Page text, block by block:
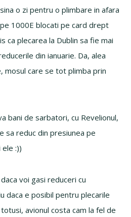
o zi pentru o plimbare in afara
1000E blocati pe card drept
ca plecarea la Dublin sa fie mai
din ianuarie. Da, alea
mosul care se tot plimba prin
bani de sarbatori, cu Revelionul,
sa reduc din presiunea pe
:))
voi gasi reduceri cu
daca e posibil pentru plecarile
avionul costa cam la fel de